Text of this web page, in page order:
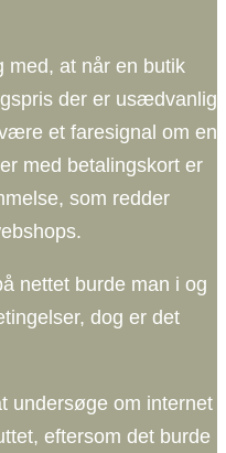
at når en butik
der er usædvanlig
et faresignal om en
med betalingskort er
som redder
nettet burde man i og
dog er det
undersøge om internet
eftersom det burde